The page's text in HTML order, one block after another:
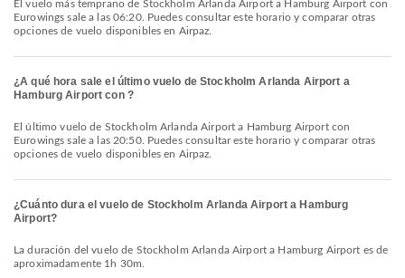
El vuelo más temprano de Stockholm Arlanda Airport a Hamburg Airport con
Eurowings sale a las 06:20. Puedes consultar este horario y comparar otras
opciones de vuelo disponibles en Airpaz.
¿A qué hora sale el último vuelo de Stockholm Arlanda Airport a
Hamburg Airport con ?
El último vuelo de Stockholm Arlanda Airport a Hamburg Airport con
Eurowings sale a las 20:50. Puedes consultar este horario y comparar otras
opciones de vuelo disponibles en Airpaz.
¿Cuánto dura el vuelo de Stockholm Arlanda Airport a Hamburg
Airport?
La duración del vuelo de Stockholm Arlanda Airport a Hamburg Airport es de
aproximadamente 1h 30m.